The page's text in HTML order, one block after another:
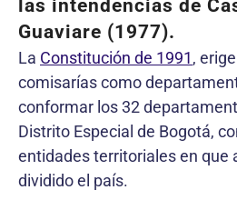
las intendencias de
Guaviare (1977).
La Constitución de 1991,
comisarías como
conformar los 32
Distrito Especial de Bogotá,
entidades territoriales en que
dividido el país.